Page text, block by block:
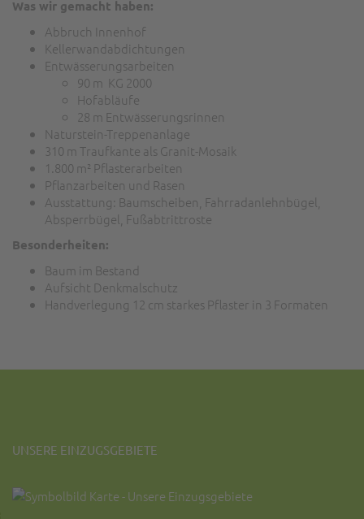
Was wir gemacht haben:
Abbruch Innenhof
Kellerwandabdichtungen
Entwässerungsarbeiten
90 m KG 2000
Hofabläufe
28 m Entwässerungsrinnen
Naturstein-Treppenanlage
310 m Traufkante als Granit-Mosaik
1.800 m² Pflasterarbeiten
Pflanzarbeiten und Rasen
Ausstattung: Baumscheiben, Fahrradanlehnbügel,
Absperrbügel, Fußabtrittroste
Besonderheiten:
Baum im Bestand
Aufsicht Denkmalschutz
Handverlegung 12 cm starkes Pflaster in 3 Formaten
UNSERE EINZUGSGEBIETE